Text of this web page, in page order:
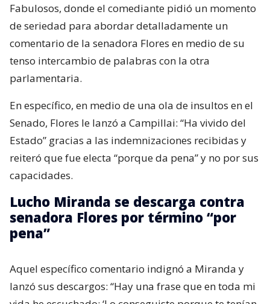
Fabulosos, donde el comediante pidió un momento
de seriedad para abordar detalladamente un
comentario de la senadora Flores en medio de su
tenso intercambio de palabras con la otra
parlamentaria.
En específico, en medio de una ola de insultos en el
Senado, Flores le lanzó a Campillai: “Ha vivido del
Estado” gracias a las indemnizaciones recibidas y
reiteró que fue electa “porque da pena” y no por sus
capacidades.
Lucho Miranda se descarga contra
senadora Flores por término “por
pena”
Aquel específico comentario indignó a Miranda y
lanzó sus descargos: “Hay una frase que en toda mi